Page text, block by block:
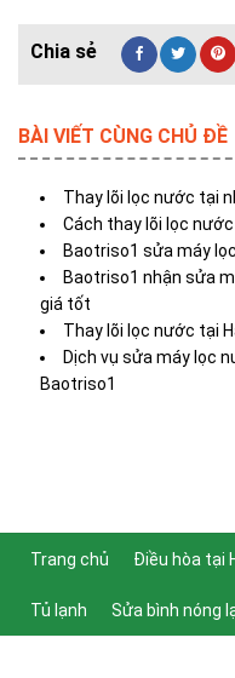
BÀI VIẾT CÙNG CHỦ ĐỀ
Thay lõi lọc nước tại
Cách thay lõi lọc
Baotriso1 sửa máy
Baotriso1 nhận sửa
giá tốt
Thay lõi lọc nước tại
Dịch vụ sửa máy lọc
Baotriso1
Trang chủ Điều hòa tại
Tủ lạnh Sửa bình nóng